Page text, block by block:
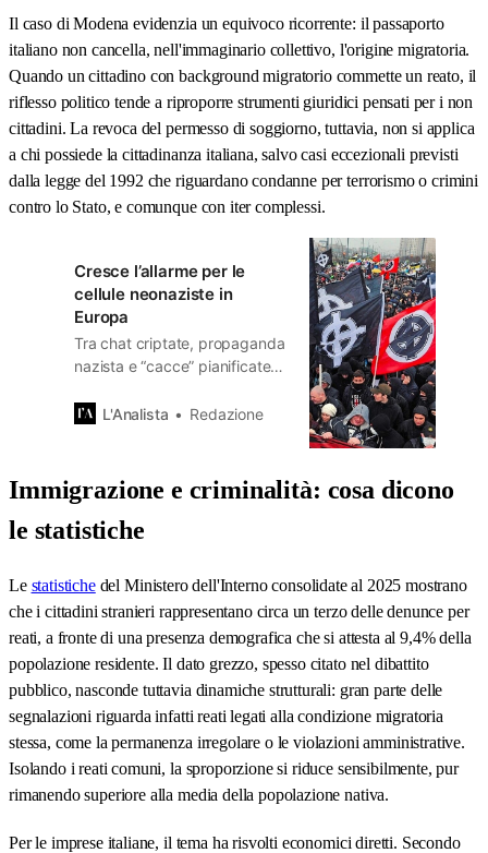
Il caso di Modena evidenzia un equivoco ricorrente: il passaporto
italiano non cancella, nell'immaginario collettivo, l'origine migratoria.
Quando un cittadino con background migratorio commette un reato, il
riflesso politico tende a riproporre strumenti giuridici pensati per i non
cittadini. La revoca del permesso di soggiorno, tuttavia, non si applica
a chi possiede la cittadinanza italiana, salvo casi eccezionali previsti
dalla legge del 1992 che riguardano condanne per terrorismo o crimini
contro lo Stato, e comunque con iter complessi.
Cresce l’allarme per le
cellule neonaziste in
Europa
Tra chat criptate, propaganda
nazista e “cacce” pianificate, il
generazione di radicalizzati
sorveglianza e le politiche
sociali di Spagna e Italia.
L'Analista Redazione
Immigrazione e criminalità: cosa dicono
le statistiche
Le statistichedel Ministero dell'Interno consolidate al 2025 mostrano
che i cittadini stranieri rappresentano circa un terzo delle denunce per
reati, a fronte di una presenza demografica che si attesta al 9,4% della
popolazione residente. Il dato grezzo, spesso citato nel dibattito
pubblico, nasconde tuttavia dinamiche strutturali: gran parte delle
segnalazioni riguarda infatti reati legati alla condizione migratoria
stessa, come la permanenza irregolare o le violazioni amministrative.
Isolando i reati comuni, la sproporzione si riduce sensibilmente, pur
rimanendo superiore alla media della popolazione nativa.
Per le imprese italiane, il tema ha risvolti economici diretti. Secondo